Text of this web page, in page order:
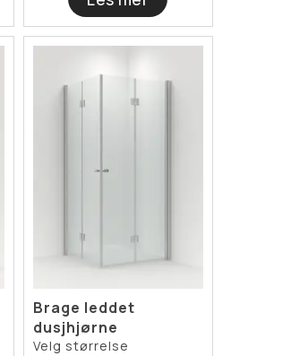
Brage leddet
dusjhjørne
Velg størrelse